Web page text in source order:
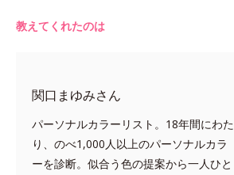
教えてくれたのは
関口まゆみさん
パーソナルカラーリスト。18年間にわた
り、のべ1,000人以上のパーソナルカラ
ーを診断。似合う色の提案から一人ひと